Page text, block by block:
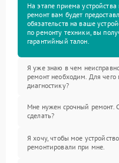
На этапе приема
ремонт вам будет
обязательств на ваше
по ремонту техники, вы
гарантийный талон.
Я уже знаю в чем
ремонт необходим. Для чего
диагностику?
Мне нужен срочный ремонт.
сделать?
Я хочу, чтобы мое устройство
ремонтировали при мне.